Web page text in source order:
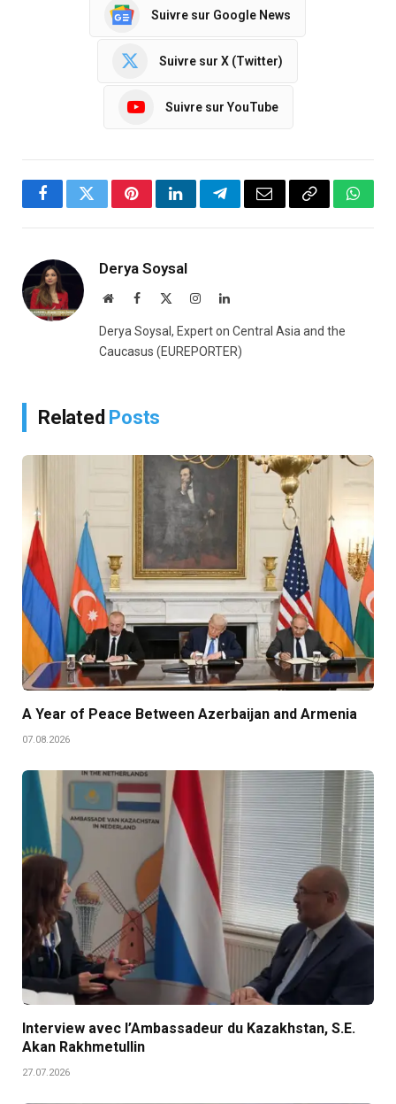
Suivre sur Google News
Suivre sur X (Twitter)
Suivre sur YouTube
FacebookTwitterPinterestLinkedInTelegramEmail Copy
Derya Soysal
WebsiteFacebook InstagramLinkedIn
Derya Soysal, Expert on Central Asia and the
Caucasus (EUREPORTER)
Related Posts
A Year of Peace Between Azerbaijan and Armenia
07.08.2026
Interview avec l’Ambassadeur du Kazakhstan, S.E.
Akan Rakhmetullin
27.07.2026